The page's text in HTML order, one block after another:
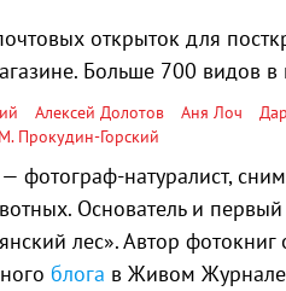
открыток для
Больше 700 видов в
Алексей Долотов Аня Лоч
Прокудин-Горский
фотограф-натуралист,
Основатель и первый
лес». Автор фотокниг
блога в Живом